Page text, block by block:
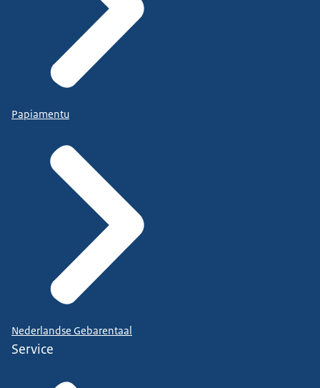
Papiamentu
Nederlandse Gebarentaal
Service